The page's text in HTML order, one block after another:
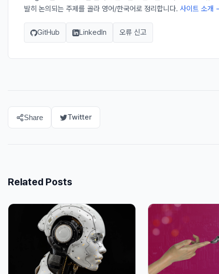
발히 논의되는 주제를 골라 영어/한국어로 정리합니다. 사이트 소개
GitHub LinkedIn 오류 신고
Share Twitter
Related Posts